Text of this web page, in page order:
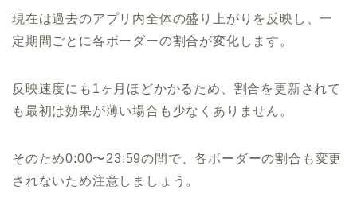
現在は過去のアプリ内全体の盛り上がりを反映し、一
定期間ごとに各ボーダーの割合が変化します。
反映速度にも1ヶ月ほどかかるため、割合を更新されて
も最初は効果が薄い場合も少なくありません。
そのため0:00〜23:59の間で、各ボーダーの割合も変更
されないため注意しましょう。